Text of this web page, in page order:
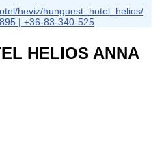
heviz/hunguest_hotel_helios/
| +36-83-340-525
HELIOS ANNA